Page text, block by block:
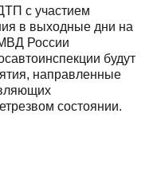
с участием
в выходные дни на
России
будут
направленные
состоянии.